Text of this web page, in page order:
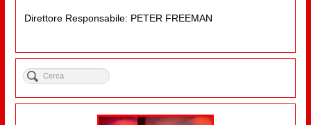
Direttore Responsabile: PETER FREEMAN